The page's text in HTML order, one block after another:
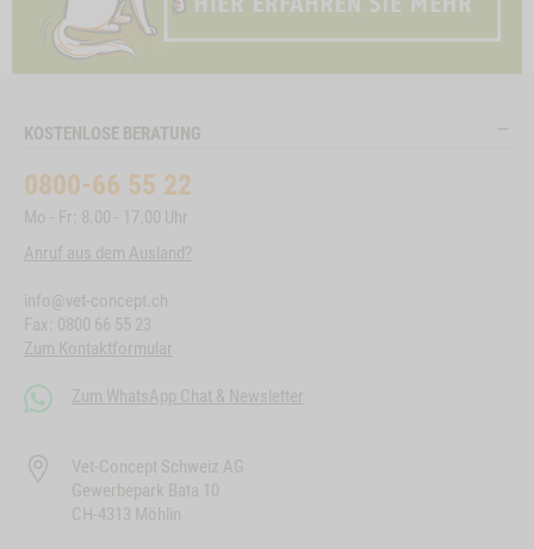
KOSTENLOSE BERATUNG
0800-66 55 22
Mo - Fr: 8.00 - 17.00 Uhr
Anruf aus dem Ausland?
info@vet-concept.ch
Fax: 0800 66 55 23
Zum Kontaktformular
Zum WhatsApp Chat & Newsletter
Vet-Concept Schweiz AG
Gewerbepark Bata 10
CH-4313 Möhlin